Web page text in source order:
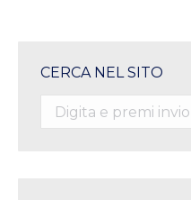
CERCA NEL SITO
Search: